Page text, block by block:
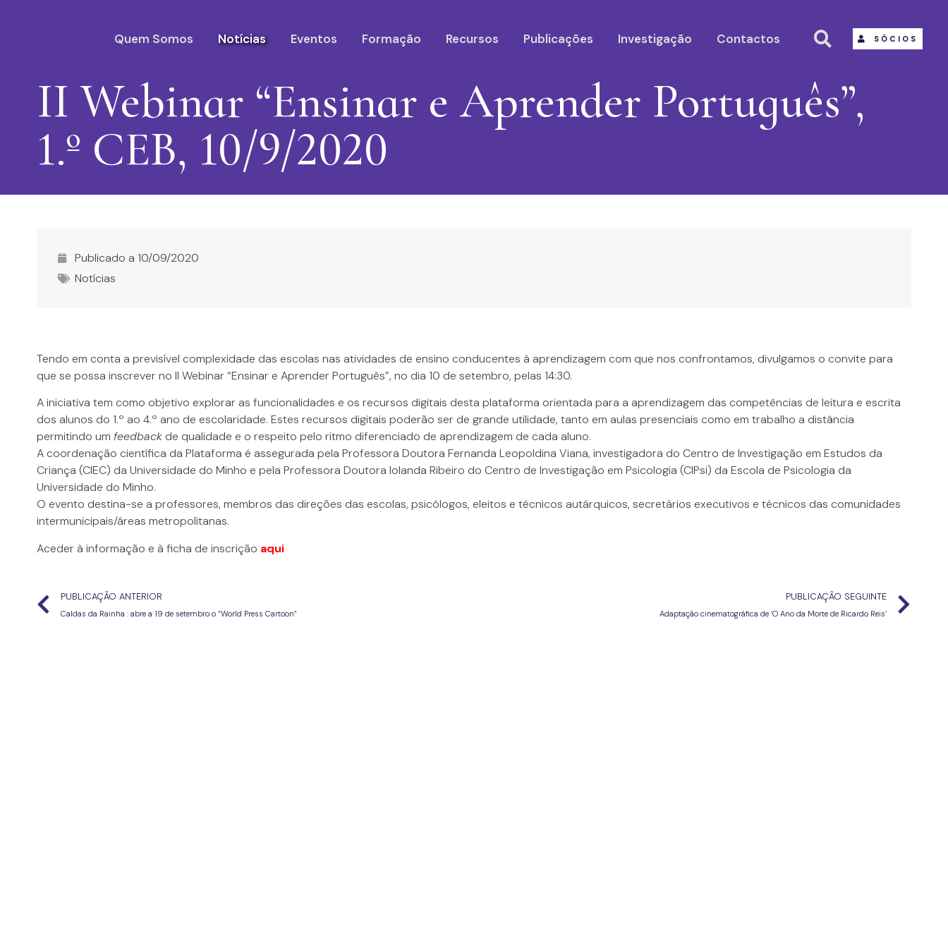
Quem Somos Notícias Eventos Formação Recursos Publicações Investigação Contactos SÓCIOS
II Webinar “Ensinar e Aprender Português”,
1.º CEB, 10/9/2020
Publicado a 10/09/2020
Notícias
Tendo em conta a previsível complexidade das escolas nas atividades de ensino conducentes à aprendizagem com que nos confrontamos, divulgamos o convite para
que se possa inscrever no II Webinar “Ensinar e Aprender Português”, no dia 10 de setembro, pelas 14:30.
A iniciativa tem como objetivo explorar as funcionalidades e os recursos digitais desta plataforma orientada para a aprendizagem das competências de leitura e escrita
dos alunos do 1.º ao 4.º ano de escolaridade. Estes recursos digitais poderão ser de grande utilidade, tanto em aulas presenciais como em trabalho a distância
permitindo um feedback de qualidade e o respeito pelo ritmo diferenciado de aprendizagem de cada aluno.
A coordenação científica da Plataforma é assegurada pela Professora Doutora Fernanda Leopoldina Viana, investigadora do Centro de Investigação em Estudos da
Criança (CIEC) da Universidade do Minho e pela Professora Doutora Iolanda Ribeiro do Centro de Investigação em Psicologia (CIPsi) da Escola de Psicologia da
Universidade do Minho.
O evento destina-se a professores, membros das direções das escolas, psicólogos, eleitos e técnicos autárquicos, secretários executivos e técnicos das comunidades
intermunicipais/áreas metropolitanas.
Aceder à informação e à ficha de inscrição aqui
PUBLICAÇÃO ANTERIOR
Caldas da Rainha : abre a 19 de setembro o “World Press Cartoon”
PUBLICAÇÃO SEGUINTE
Adaptação cinematográfica de ‘O Ano da Morte de Ricardo Reis’